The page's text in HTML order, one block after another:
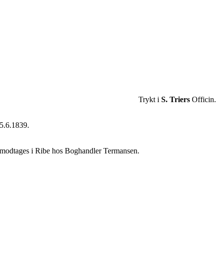
Trykt i S. Triers Officin.
i Ribe hos Boghandler Termansen.